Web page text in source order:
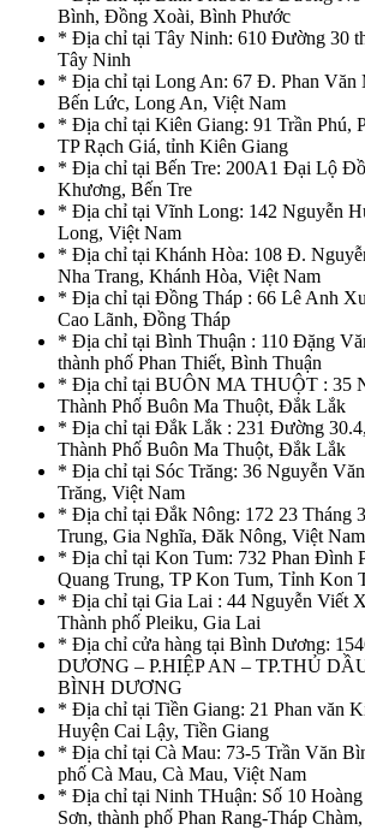
Bình, Đồng Xoài, Bình Phước
* Địa chỉ tại Tây Ninh: 610 Đường 30
Tây Ninh
* Địa chỉ tại Long An: 67 Đ. Phan Văn
Bến Lức, Long An, Việt Nam
* Địa chỉ tại Kiên Giang: 91 Trần Phú,
TP Rạch Giá, tỉnh Kiên Giang
* Địa chỉ tại Bến Tre: 200A1 Đại Lộ
Khương, Bến Tre
* Địa chỉ tại Vĩnh Long: 142 Nguyễn
Long, Việt Nam
* Địa chỉ tại Khánh Hòa: 108 Đ.
Nha Trang, Khánh Hòa, Việt Nam
* Địa chỉ tại Đồng Tháp : 66 Lê Anh
Cao Lãnh, Đồng Tháp
* Địa chỉ tại Bình Thuận : 110 Đặng
thành phố Phan Thiết, Bình Thuận
* Địa chỉ tại BUÔN MA THUỘT : 35
Thành Phố Buôn Ma Thuột, Đắk Lắk
* Địa chỉ tại Đắk Lắk : 231 Đường
Thành Phố Buôn Ma Thuột, Đắk Lắk
* Địa chỉ tại Sóc Trăng: 36 Nguyễn
Trăng, Việt Nam
* Địa chỉ tại Đắk Nông: 172 23 Tháng
Trung, Gia Nghĩa, Đăk Nông, Việt Nam
* Địa chỉ tại Kon Tum: 732 Phan Đình
Quang Trung, TP Kon Tum, Tỉnh Kon
* Địa chỉ tại Gia Lai : 44 Nguyễn Viết
Thành phố Pleiku, Gia Lai
* Địa chỉ cửa hàng tại Bình Dương:
DƯƠNG – P.HIỆP AN – TP.THỦ
BÌNH DƯƠNG
* Địa chỉ tại Tiền Giang: 21 Phan văn
Huyện Cai Lậy, Tiền Giang
* Địa chỉ tại Cà Mau: 73-5 Trần Văn
phố Cà Mau, Cà Mau, Việt Nam
* Địa chỉ tại Ninh THuận: Số 10
Sơn, thành phố Phan Rang-Tháp